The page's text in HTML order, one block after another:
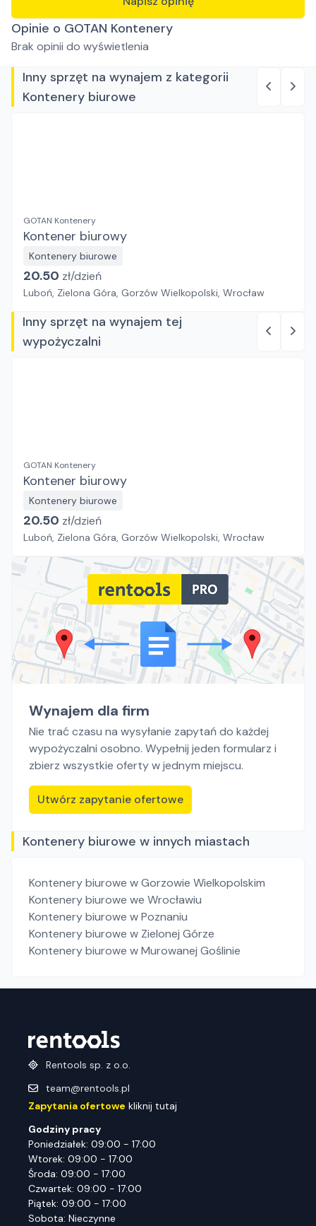
Opinie o GOTAN Kontenery
Brak opinii do wyświetlenia
Inny sprzęt na wynajem z kategorii
Kontenery biurowe
GOTAN Kontenery
Kontener biurowy
Kontenery biurowe
20.50 zł/dzień
Luboń, Zielona Góra, Gorzów Wielkopolski, Wrocław
Inny sprzęt na wynajem tej
wypożyczalni
GOTAN Kontenery
Kontener biurowy
Kontenery biurowe
20.50 zł/dzień
Luboń, Zielona Góra, Gorzów Wielkopolski, Wrocław
Wynajem dla firm
Nie trać czasu na wysyłanie zapytań do każdej
wypożyczalni osobno. Wypełnij jeden formularz i
zbierz wszystkie oferty w jednym miejscu.
Utwórz zapytanie ofertowe
Kontenery biurowe w innych miastach
Kontenery biurowe w Gorzowie Wielkopolskim
Kontenery biurowe we Wrocławiu
Kontenery biurowe w Poznaniu
Kontenery biurowe w Zielonej Górze
Kontenery biurowe w Murowanej Goślinie
Rentools sp. z o.o.
team@rentools.pl
Zapytania ofertowe kliknij tutaj
Godziny pracy
Poniedziałek: 09:00 - 17:00
Wtorek: 09:00 - 17:00
Środa: 09:00 - 17:00
Czwartek: 09:00 - 17:00
Piątek: 09:00 - 17:00
Sobota: Nieczynne